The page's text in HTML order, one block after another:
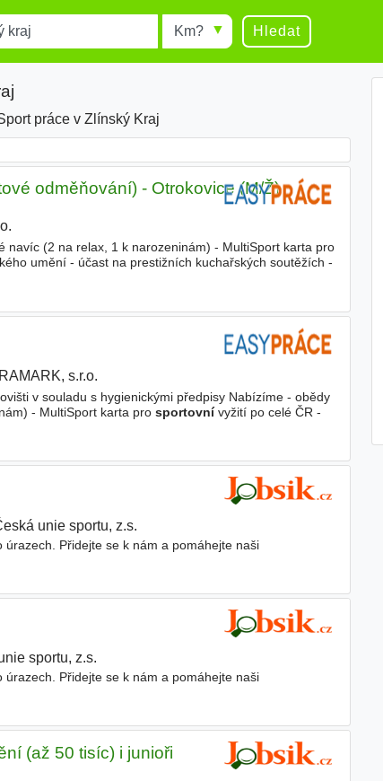
Radius Hledat
práce v Zlínský Kraj
odměňování) - Otrokovice (M/Ž)
(2 na relax, 1 k narozeninám) - MultiSport karta pro
umění - účast na prestižních kuchařských soutěžích -
s.r.o.
v souladu s hygienickými předpisy Nabízíme - obědy
- MultiSport karta pro sportovnívyžití po celé ČR -
unie sportu, z.s.
Přidejte se k nám a pomáhejte naši
sportu, z.s.
Přidejte se k nám a pomáhejte naši
(až 50 tisíc) i junioři